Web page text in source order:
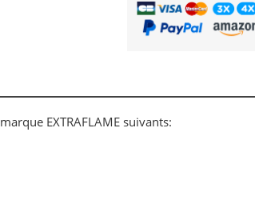
EXTRAFLAME suivants: